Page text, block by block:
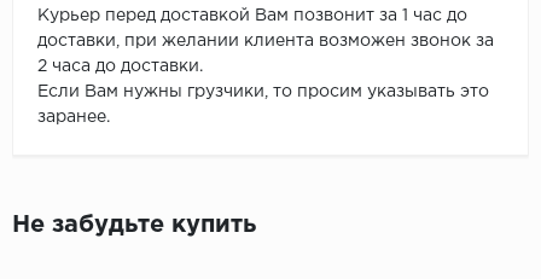
Курьер перед доставкой Вам позвонит за 1 час до
доставки, при желании клиента возможен звонок за
2 часа до доставки.
Если Вам нужны грузчики, то просим указывать это
заранее.
Не забудьте купить